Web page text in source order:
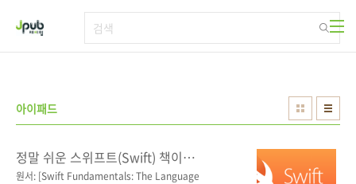
아이패드
정말 쉬운 스위프트(Swift) 책이
출간됩니다.
원서: [Swift Fundamentals: The Language